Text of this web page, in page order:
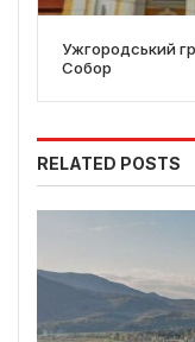
Ужгородський
Собор
RELATED POSTS